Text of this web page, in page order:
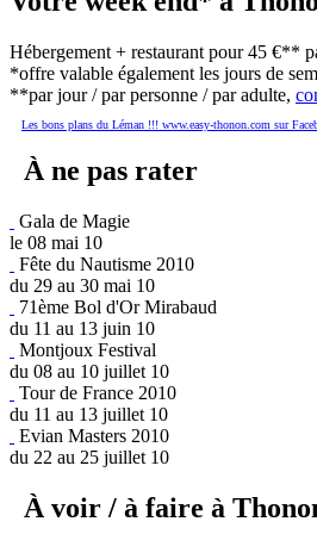
Hébergement + restaurant pour 45 €**
*offre valable également les jours de
**par jour / par personne / par adulte,
Les bons plans du Léman !!! www.easy-thonon.com sur
À ne pas rater
Gala de Magie
le 08 mai 10
Fête du Nautisme 2010
du 29 au 30 mai 10
71ème Bol d'Or Mirabaud
du 11 au 13 juin 10
Montjoux Festival
du 08 au 10 juillet 10
Tour de France 2010
du 11 au 13 juillet 10
Evian Masters 2010
du 22 au 25 juillet 10
À voir / à faire à